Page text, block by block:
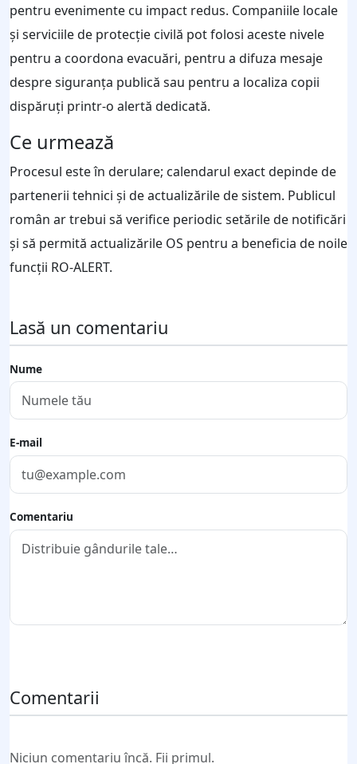
pentru evenimente cu impact redus. Companiile locale
şi serviciile de protecţie civilă pot folosi aceste nivele
pentru a coordona evacuări, pentru a difuza mesaje
despre siguranţa publică sau pentru a localiza copii
dispăruţi printr-o alertă dedicată.
Ce urmează
Procesul este în derulare; calendarul exact depinde de
partenerii tehnici şi de actualizările de sistem. Publicul
român ar trebui să verifice periodic setările de notificări
şi să permită actualizările OS pentru a beneficia de noile
funcţii RO-ALERT.
Lasă un comentariu
Nume
E-mail
Comentariu
Comentarii
Niciun comentariu încă. Fii primul.